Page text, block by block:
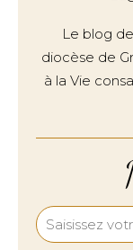
Le blog
diocèse de
à la Vie